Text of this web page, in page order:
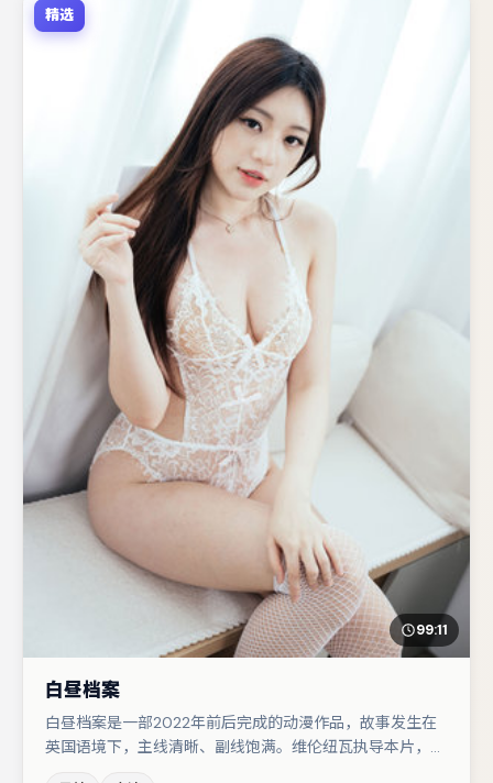
精选
99:11
白昼档案
白昼档案是一部2022年前后完成的动漫作品，故事发生在
英国语境下，主线清晰、副线饱满。维伦纽瓦执导本片，在